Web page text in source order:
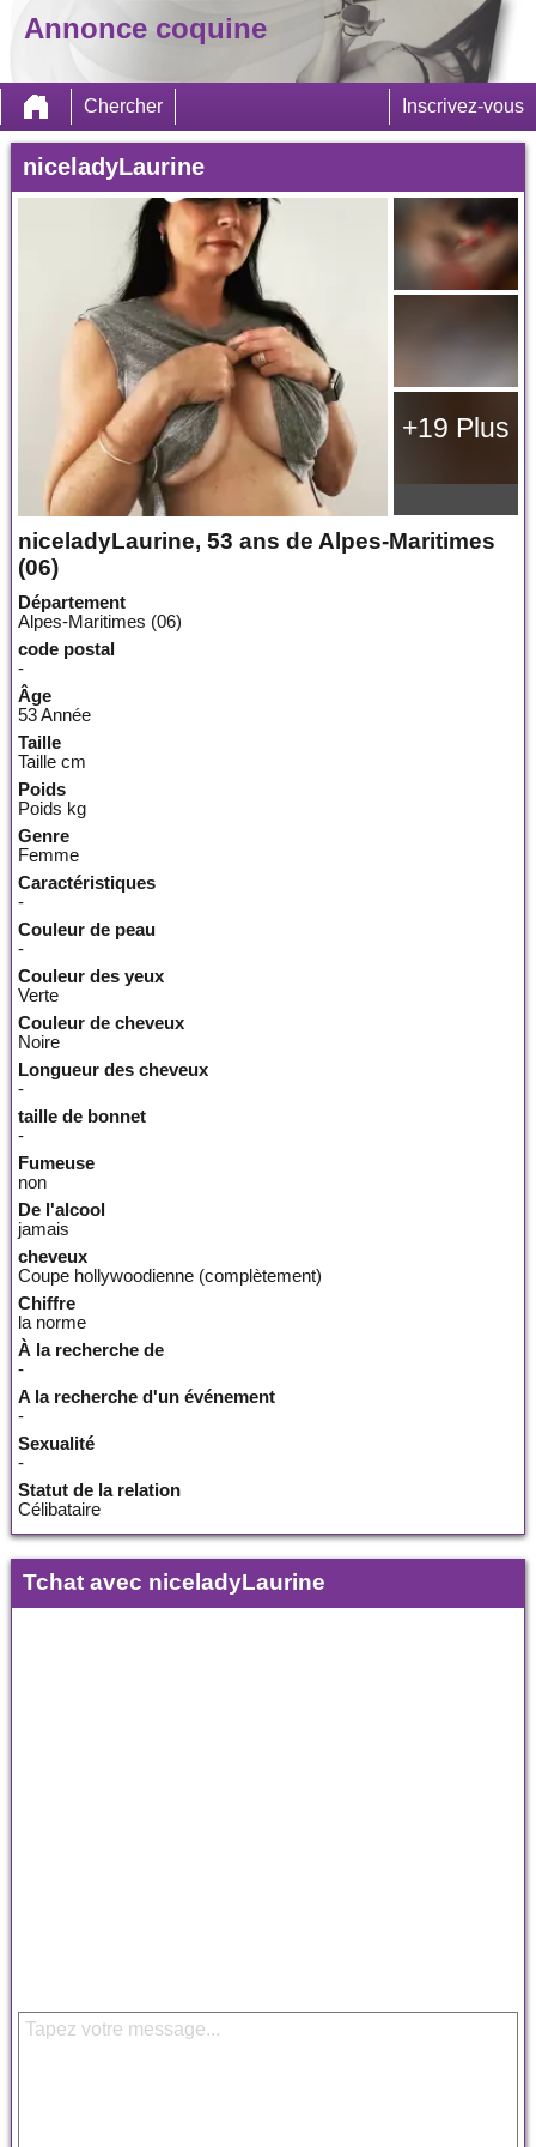
Annonce coquine
Chercher Inscrivez-vous
niceladyLaurine
+19 Plus
niceladyLaurine, 53 ans de Alpes-Maritimes
(06)
Département
Alpes-Maritimes (06)
code postal
-
Âge
53 Année
Taille
Taille cm
Poids
Poids kg
Genre
Femme
Caractéristiques
-
Couleur de peau
-
Couleur des yeux
Verte
Couleur de cheveux
Noire
Longueur des cheveux
-
taille de bonnet
-
Fumeuse
non
De l'alcool
jamais
cheveux
Coupe hollywoodienne (complètement)
Chiffre
la norme
À la recherche de
-
A la recherche d'un événement
-
Sexualité
-
Statut de la relation
Célibataire
Tchat avec niceladyLaurine